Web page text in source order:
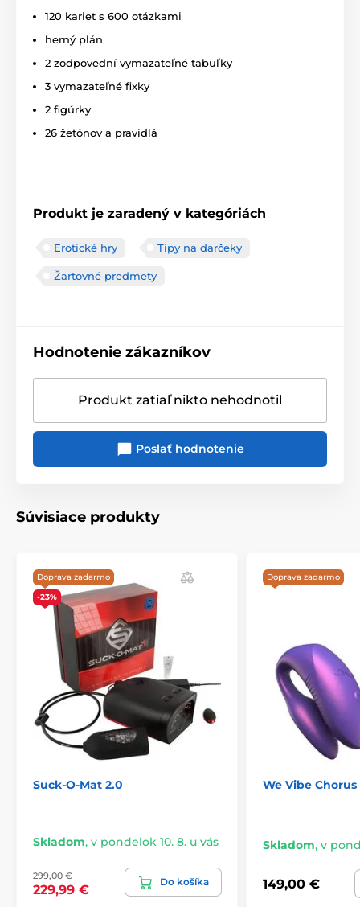
120 kariet s 600 otázkami
herný plán
2 zodpovední vymazateľné tabuľky
3 vymazateľné fixky
2 figúrky
26 žetónov a pravidlá
Produkt je zaradený v kategóriách
Erotické hry Tipy na darčeky
Žartovné predmety
Hodnotenie zákazníkov
Produkt zatiaľ nikto nehodnotil
Poslať hodnotenie
Súvisiace produkty
Doprava zadarmo
-23%
Suck-O-Mat 2.0
Skladom, v pondelok 10. 8. u vás
299,00 €
229,99 €
Do košíka
Doprava zadarmo
We Vibe
Skladom, v
149,00 €